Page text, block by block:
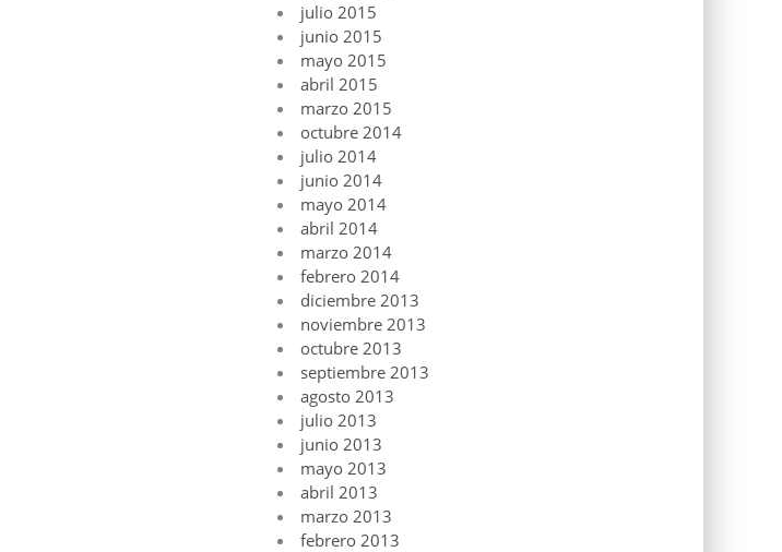
julio 2015
junio 2015
mayo 2015
abril 2015
marzo 2015
octubre 2014
julio 2014
junio 2014
mayo 2014
abril 2014
marzo 2014
febrero 2014
diciembre 2013
noviembre 2013
octubre 2013
septiembre 2013
agosto 2013
julio 2013
junio 2013
mayo 2013
abril 2013
marzo 2013
febrero 2013